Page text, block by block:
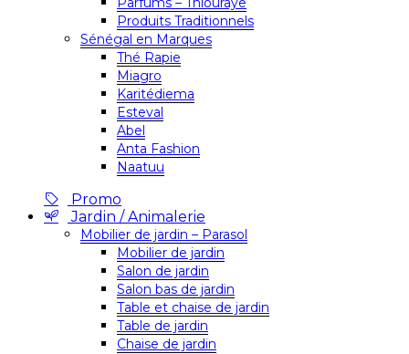
Produits Traditionnels
Sénégal en Marques
Thé Rapie
Miagro
Karitédiema
Esteval
Abel
Anta Fashion
Naatuu
Promo
Jardin / Animalerie
Mobilier de jardin – Parasol
Mobilier de jardin
Salon de jardin
Salon bas de jardin
Table et chaise de jardin
Table de jardin
Chaise de jardin